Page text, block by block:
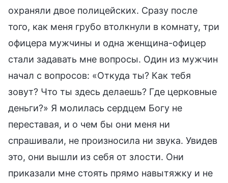
охраняли двое полицейских. Сразу после
того, как меня грубо втолкнули в комнату, три
офицера мужчины и одна женщина-офицер
стали задавать мне вопросы. Один из мужчин
начал с вопросов: «Откуда ты? Как тебя
зовут? Что ты здесь делаешь? Где церковные
деньги?» Я молилась сердцем Богу не
переставая, и о чем бы они меня ни
спрашивали, не произносила ни звука. Увидев
это, они вышли из себя от злости. Они
приказали мне стоять прямо навытяжку и не